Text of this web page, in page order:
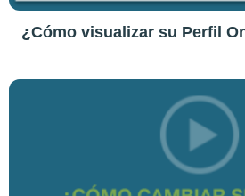
¿Cómo visualizar su Perfil